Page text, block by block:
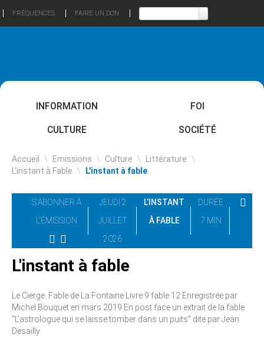
FRÉQUENCES FAIRE UN DON
INFORMATION FOI
CULTURE SOCIÉTÉ
Accueil \ Emissions \ Culture \ Littérature \
L’instant à Fable \ L'instant à fable
S'ABONNER À
L'ÉMISSION
JEUDI 2
JUILLET
2026
L’INSTANT
À FABLE
DURÉE
7 MIN
L'instant à fable
Le Cierge. Fable de La Fontaine Livre 9 fable 12 Enregistrée par
Michel Bouquet en mars 2019 En post face un extrait de la fable
"L'astrologue qui se laisse tomber dans un puits" dite par Jean
Desailly